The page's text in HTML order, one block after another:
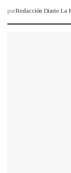
porRedacción Diario La